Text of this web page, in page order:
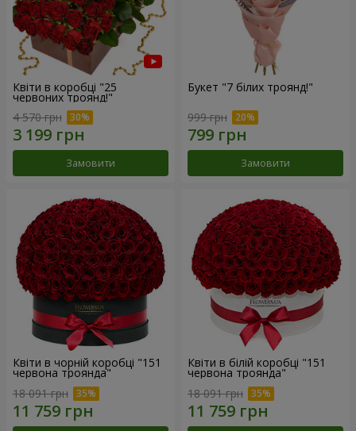
Квіти в коробці "25
червоних троянд!"
4 570 грн
Замовити
Букет "7 білих троянд!"
999 грн
Замовити
Квіти в чорній коробці "151
червона троянда"
18 091 грн
Квіти в білій коробці "151
червона троянда"
18 091 грн